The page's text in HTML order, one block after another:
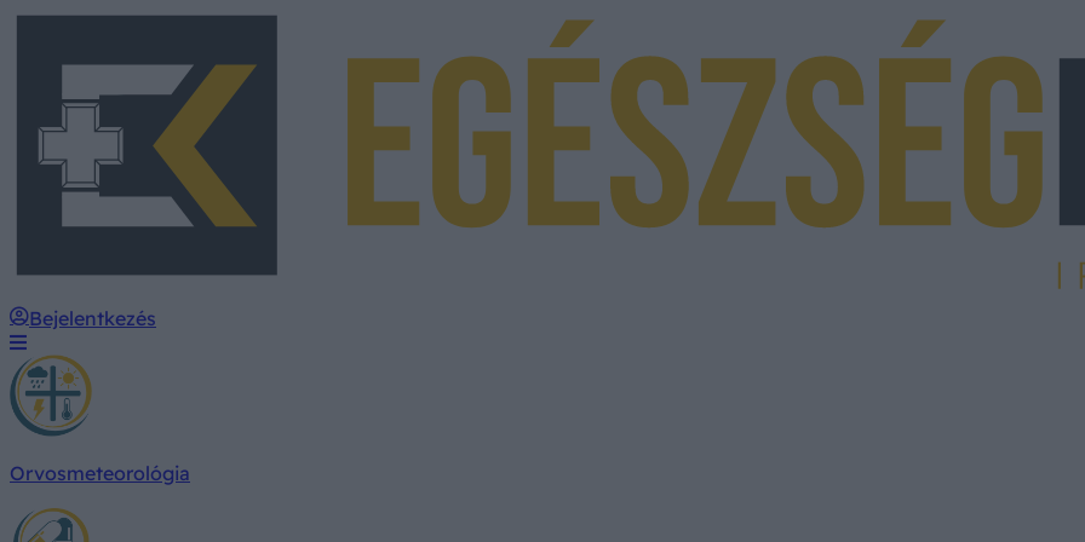
Bejelentkezés
Orvosmeteorológia